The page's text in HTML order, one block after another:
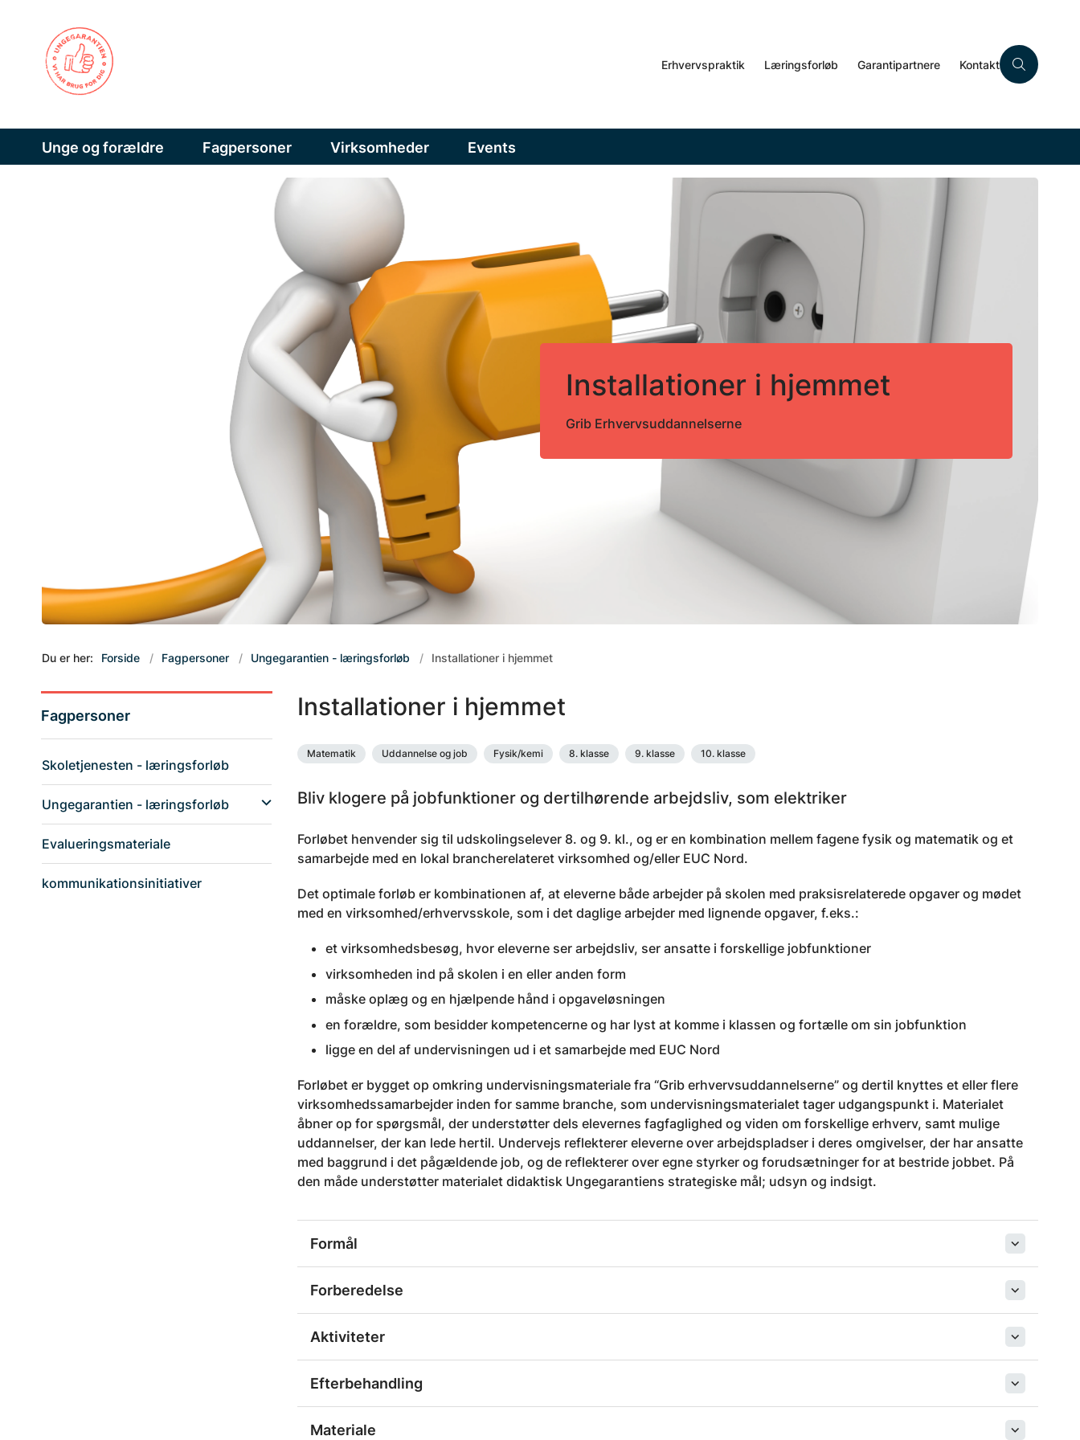
Erhvervspraktik Læringsforløb Garantipartnere Kontakt
Unge og forældre Fagpersoner Virksomheder Events
Installationer i hjemmet
Grib Erhvervsuddannelserne
Du er her: Forside Fagpersoner Ungegarantien - læringsforløb Installationer i hjemmet
Fagpersoner
Skoletjenesten - læringsforløb
Ungegarantien - læringsforløb
Evalueringsmateriale
kommunikationsinitiativer
Installationer i hjemmet
Matematik Uddannelse og job Fysik/kemi 8. klasse 9. klasse 10. klasse
Bliv klogere på jobfunktioner og dertilhørende arbejdsliv, som elektriker
Forløbet henvender sig til udskolingselever 8. og 9. kl., og er en kombination mellem fagene fysik og matematik og et
samarbejde med en lokal brancherelateret virksomhed og/eller EUC Nord.
Det optimale forløb er kombinationen af, at eleverne både arbejder på skolen med praksisrelaterede opgaver og mødet
med en virksomhed/erhvervsskole, som i det daglige arbejder med lignende opgaver, f.eks.:
et virksomhedsbesøg, hvor eleverne ser arbejdsliv, ser ansatte i forskellige jobfunktioner
virksomheden ind på skolen i en eller anden form
måske oplæg og en hjælpende hånd i opgaveløsningen
en forældre, som besidder kompetencerne og har lyst at komme i klassen og fortælle om sin jobfunktion
ligge en del af undervisningen ud i et samarbejde med EUC Nord
Forløbet er bygget op omkring undervisningsmateriale fra “Grib erhvervsuddannelserne” og dertil knyttes et eller flere
virksomhedssamarbejder inden for samme branche, som undervisningsmaterialet tager udgangspunkt i. Materialet
åbner op for spørgsmål, der understøtter dels elevernes fagfaglighed og viden om forskellige erhverv, samt mulige
uddannelser, der kan lede hertil. Undervejs reflekterer eleverne over arbejdspladser i deres omgivelser, der har ansatte
med baggrund i det pågældende job, og de reflekterer over egne styrker og forudsætninger for at bestride jobbet. På
den måde understøtter materialet didaktisk Ungegarantiens strategiske mål; udsyn og indsigt.
Formål
Forberedelse
Aktiviteter
Efterbehandling
Materiale